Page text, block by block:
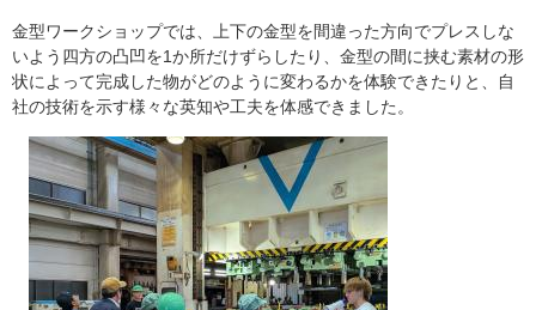
金型ワークショップでは、上下の金型を間違った方向でプレスしな
いよう四方の凸凹を1か所だけずらしたり、金型の間に挟む素材の形
状によって完成した物がどのように変わるかを体験できたりと、自
社の技術を示す様々な英知や工夫を体感できました。